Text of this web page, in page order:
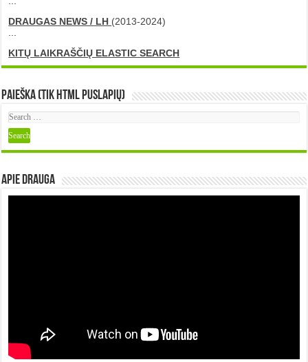
DRAUGAS NEWS / LH (2013-2024)
KITŲ LAIKRAŠČIŲ ELASTIC SEARCH
Paieška (tik HTML puslapių)
Apie DRAUGA